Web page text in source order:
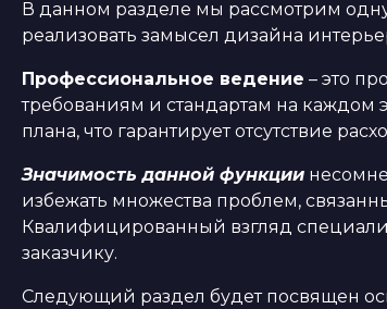
В данном разделе мы рассмотрим одну
реализовать замысел дизайна
Профессиональное ведение – это
требованиям и стандартам на
плана, что гарантирует отсутствие
Значимость данной функции
избежать множества проблем,
Квалифицированный взгляд
заказчику.
Следующий раздел будет посвящен